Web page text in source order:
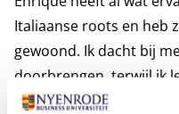
Italiaanse roots en heb
gewoond. Ik dacht bij
doorbrengen, terwijl ik
Amsterdam staat